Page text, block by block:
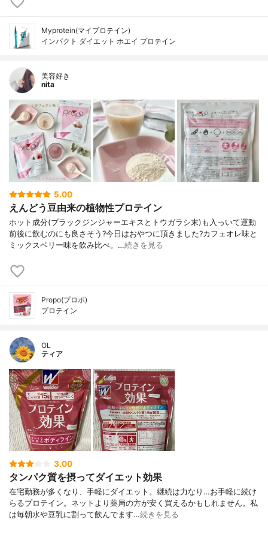
Myprotein(マイプロテイン)
インパクト ダイエット ホエイ プロテイン
美容好き
nita
5.00
えんどう豆由来の植物性プロテイン
ホット成分(ブラックジンジャーエキスとトウガラシ末)も入っいて運動
前後に飲むのにも良さそう?今日はおやつに頂きました?カフェオレ味と
ミックスベリー味を飲み比べ。…続きを見る
Propo(プロポ)
プロテイン
OL
ティア
3.00
タンパク質を摂ってダイエット効果
在宅勤務が多くなり、手軽にダイエット。継続は力なり…お手軽に続け
らるプロテイン。ネットより薬局の方が安く買えるかもしれません。私
は毎朝水や豆乳に割って飲んでます…続きを見る